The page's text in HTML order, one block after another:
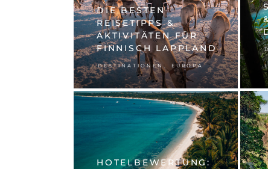
DIE BESTEN
REISETIPPS &
AKTIVITÄTEN FÜR
FINNISCH LAPPLAND
DESTINATIONEN EUROPA
HOTELBEWERTUNG: